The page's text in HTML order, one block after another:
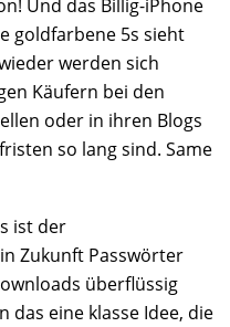
Und das Billig-iPhone
goldfarbene 5s sieht
werden sich
Käufern bei den
oder in ihren Blogs
so lang sind. Same
ist der
Zukunft Passwörter
überflüssig
das eine klasse Idee, die